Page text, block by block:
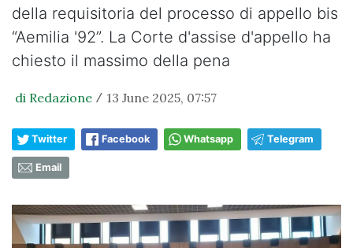
della requisitoria del processo di appello bis
“Aemilia '92”. La Corte d'assise d'appello ha
chiesto il massimo della pena
di Redazione / 13 June 2025, 07:57
Twitter Facebook Whatsapp Telegram
Email